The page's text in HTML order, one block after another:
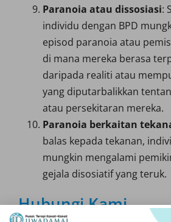
Paranoia atau dissosiasi:
individu dengan BPD
episod paranoia atau
di mana mereka berasa
daripada realiti atau
yang diputarbalikkan
atau persekitaran mereka.
Paranoia berkaitan
balas kepada tekanan,
mungkin mengalami
gejala disosiatif yang teruk.
Hubungi Kami